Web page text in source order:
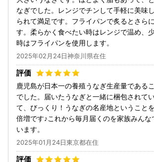
なぎでした。レンジでチンして手軽に美味
られて満足です。フライパンで炙るとさら
す。柔らかく食べたい時はレンジで温め、
時はフライパンを使用します。
2025年02月24日神奈川県在住
鹿児島が日本一の養殖うなぎ生産量である
でした。届いたうなぎと一緒に梱包されて
て、びっくり！うなぎの名産地ということ
倍増です♪これから毎月届くのを家族みんな
います。
2025年01月24日東京都在住